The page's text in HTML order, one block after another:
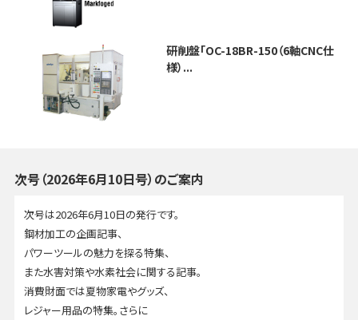
研削盤「OC-18BR-150（6軸CNC仕
様）...
次号（2026年6月10日号）のご案内
次号は2026年6月10日の発行です。
鋼材加工の企画記事、
パワーツールの魅力を探る特集、
また水害対策や水素社会に関する記事。
消費財面では夏物家電やグッズ、
レジャー用品の特集。さらに